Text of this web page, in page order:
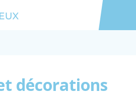
Accéder
décorations